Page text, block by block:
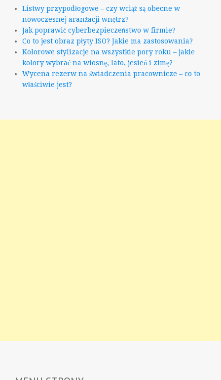
Listwy przypodłogowe – czy wciąż są obecne w
nowoczesnej aranżacji wnętrz?
Jak poprawić cyberbezpieczeństwo w firmie?
Co to jest obraz płyty ISO? Jakie ma zastosowania?
Kolorowe stylizacje na wszystkie pory roku – jakie
kolory wybrać na wiosnę, lato, jesień i zimę?
Wycena rezerw na świadczenia pracownicze – co to
właściwie jest?